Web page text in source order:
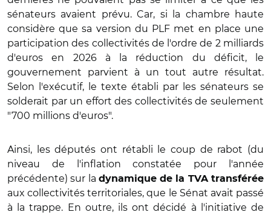
sénateurs avaient prévu. Car, si la chambre haute
considère que sa version du PLF met en place une
participation des collectivités de l'ordre de 2 milliards
d'euros en 2026 à la réduction du déficit, le
gouvernement parvient à un tout autre résultat.
Selon l'exécutif, le texte établi par les sénateurs se
solderait par un effort des collectivités de seulement
"700 millions d'euros".
Ainsi, les députés ont rétabli le coup de rabot (du
niveau de l'inflation constatée pour l'année
précédente) sur la dynamique de la TVA transférée
aux collectivités territoriales, que le Sénat avait passé
à la trappe. En outre, ils ont décidé à l'initiative de